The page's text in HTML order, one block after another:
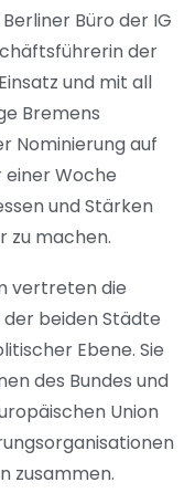
Büro der IG
der
und mit all
Bremens
Nominierung auf
Woche
und Stärken
zu machen.
vertreten die
der beiden Städte
Ebene. Sie
des Bundes und
Union
zusammen.